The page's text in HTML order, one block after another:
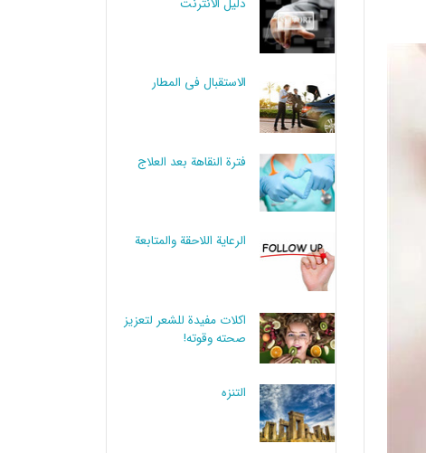
دليل الانترنت
الاستقبال في المطار
فترة النقاهة بعد العلاج
الرعاية اللاحقة والمتابعة
اكلات مفيدة للشعر لتعزيز
صحته وقوته!
التنزه